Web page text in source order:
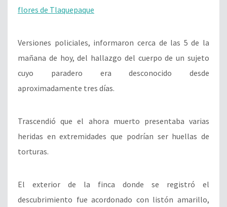
flores de Tlaquepaque
Versiones policiales, informaron cerca de las 5 de la
mañana de hoy, del hallazgo del cuerpo de un sujeto
cuyo paradero era desconocido desde
aproximadamente tres días.
Trascendió que el ahora muerto presentaba varias
heridas en extremidades que podrían ser huellas de
torturas.
El exterior de la finca donde se registró el
descubrimiento fue acordonado con listón amarillo,